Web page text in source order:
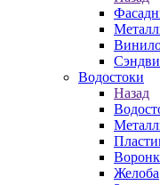
Водостоки
Назад
Желоба